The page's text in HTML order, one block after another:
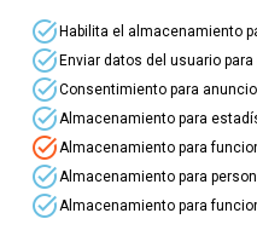
task_altHabilita el almacenamiento
task_altEnviar datos del usuario para
task_altConsentimiento para
task_alt Almacenamiento para
task_alt Almacenamiento para
task_alt Almacenamiento para
task_alt Almacenamiento para